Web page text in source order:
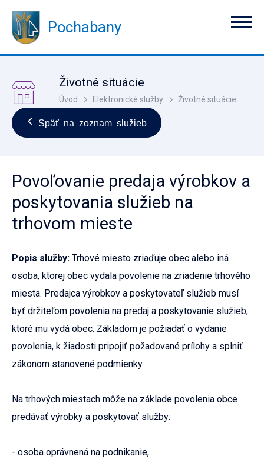
Pochabany
Životné situácie
Úvod Elektronické služby Životné situácie
Späť na zoznam služieb
Povoľovanie predaja výrobkov a
poskytovania služieb na
trhovom mieste
Popis služby: Trhové miesto zriaďuje obec alebo iná
osoba, ktorej obec vydala povolenie na zriadenie trhového
miesta. Predajca výrobkov a poskytovateľ služieb musí
byť držiteľom povolenia na predaj a poskytovanie služieb,
ktoré mu vydá obec. Základom je požiadať o vydanie
povolenia, k žiadosti pripojiť požadované prílohy a splniť
zákonom stanovené podmienky.
Na trhových miestach môže na základe povolenia obce
predávať výrobky a poskytovať služby:
- osoba oprávnená na podnikanie,